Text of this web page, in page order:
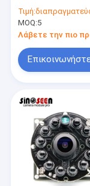
120fps with
YUY2 output for
industrial and
commercial
systems
Τιμή:
MOQ:5